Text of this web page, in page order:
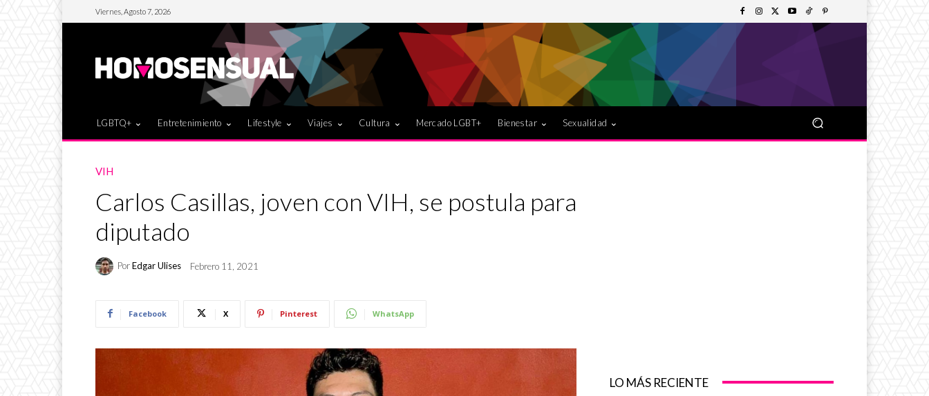
Viernes, Agosto 7, 2026
LGBTQ+ Entretenimiento Lifestyle Viajes Cultura Mercado LGBT+ Bienestar Sexualidad
VIH
Carlos Casillas, joven con VIH, se postula para
diputado
PorEdgar Ulises Febrero 11, 2021
Facebook X Pinterest WhatsApp
LO MÁS RECIENTE